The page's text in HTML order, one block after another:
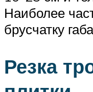
Наиболее
брусчатку
Резка